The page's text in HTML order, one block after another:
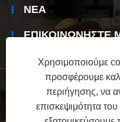
ΝΈΑ
ΕΠΙΚΟΙΝΩΝΉΣΤΕ
Sitemap |
Πνευματικά
Χρησιμοποιούμε
προσφέρουμε
περιήγησης, να
επισκεψιμότητα